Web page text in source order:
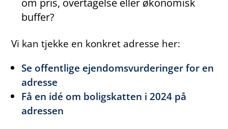
buffer?
Vi kan tjekke en konkret adresse her:
Se offentlige ejendomsvurderinger for en
adresse
Få en idé om boligskatten i 2024 på
adressen